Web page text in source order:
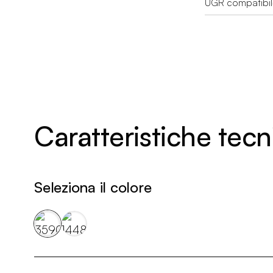
UGR
Caratteristiche
Seleziona il colore